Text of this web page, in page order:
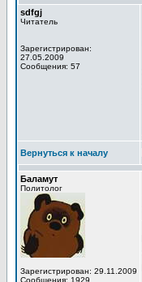
sdfgj
Читатель
Зарегистрирован:
27.05.2009
Сообщения: 57
Вернуться к началу
Баламут
Политолог
Зарегистрирован: 29.11.2009
Сообщения: 1929